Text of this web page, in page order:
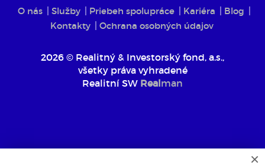
O nás Služby Priebeh spolupráce Kariéra
Blog
Kontakty
Ochrana osobných údajov
2026 © Realitný & Investorský fond, a.s.,
všetky práva vyhradené
Realitní SW Realman
×